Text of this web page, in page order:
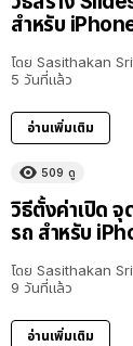
สำหรับ
โดย Sasithakan
5 วันที่แล้ว
อ่านเพิ่มเติม
509 ดู
วิธีตั้งค่าเปิด จุ
รถ สำหรับ
โดย Sasithakan
9 วันที่แล้ว
อ่านเพิ่มเติม